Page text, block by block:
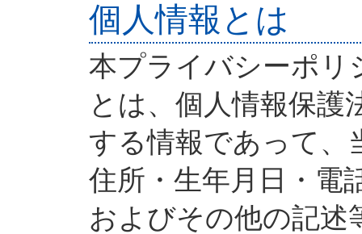
個人情報とは
本プライバシーポリ
とは、個人情報保護
する情報であって、
住所・生年月日・電
およびその他の記述